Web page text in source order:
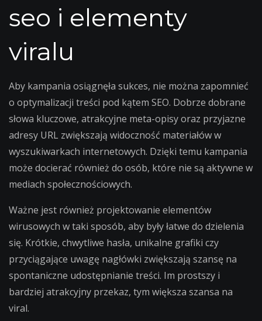
seo i elementy
viralu
Aby kampania osiągnęła sukces, nie można zapomnieć
o optymalizacji treści pod kątem SEO. Dobrze dobrane
słowa kluczowe, atrakcyjne meta-opisy oraz przyjazne
adresy URL zwiększają widoczność materiałów w
wyszukiwarkach internetowych. Dzięki temu kampania
może docierać również do osób, które nie są aktywne w
mediach społecznościowych.
Ważne jest również projektowanie elementów
wirusowych w taki sposób, aby były łatwe do dzielenia
się. Krótkie, chwytliwe hasła, unikalne grafiki czy
przyciągające uwagę nagłówki zwiększają szansę na
spontaniczne udostępnianie treści. Im prostszy i
bardziej atrakcyjny przekaz, tym większa szansa na
viral.